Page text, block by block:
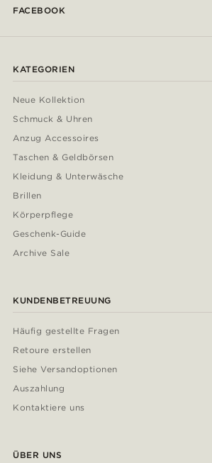
FACEBOOK
KATEGORIEN
Neue Kollektion
Schmuck & Uhren
Anzug Accessoires
Taschen & Geldbörsen
Kleidung & Unterwäsche
Brillen
Körperpflege
Geschenk-Guide
Archive Sale
KUNDENBETREUUNG
Häufig gestellte Fragen
Retoure erstellen
Siehe Versandoptionen
Auszahlung
Kontaktiere uns
ÜBER UNS